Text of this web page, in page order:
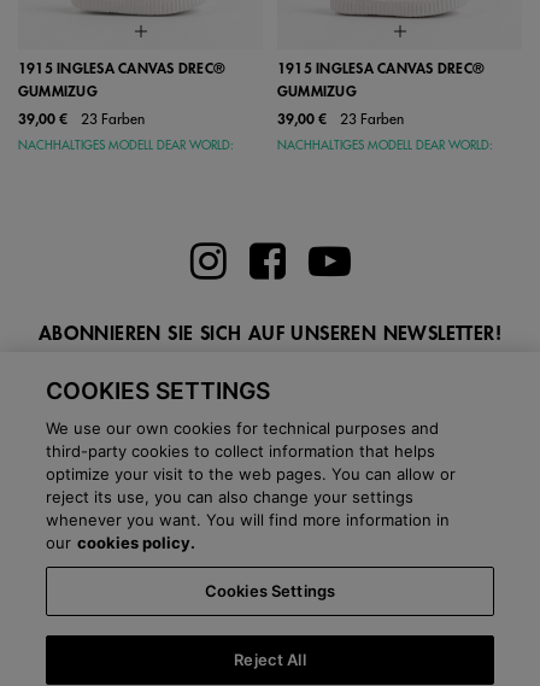
1915 INGLESA CANVAS DREC®
GUMMIZUG
39,00 €
23 Farben
NACHHALTIGES MODELL DEAR WORLD:
1915 INGLESA CANVAS DREC®
GUMMIZUG
39,00 €
23 Farben
NACHHALTIGES MODELL DEAR WORLD:
ABONNIEREN SIE SICH AUF UNSEREN NEWSLETTER!
BLOG
©2026 CALZADOS NUEVO MILENIO S.L.U. -Einkaufsbedingungen-
COOKIES SETTINGS
We use our own cookies for technical purposes and
third-party cookies to collect information that helps
optimize your visit to the web pages. You can allow or
reject its use, you can also change your settings
whenever you want. You will find more information in
our cookies policy.
Cookies Settings
Reject All